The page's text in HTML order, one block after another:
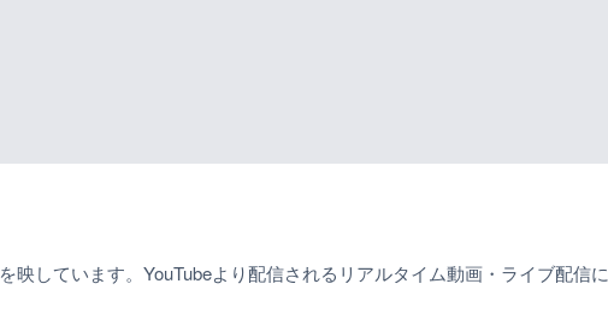
を映しています。YouTubeより配信されるリアルタイム動画・ライブ配信に